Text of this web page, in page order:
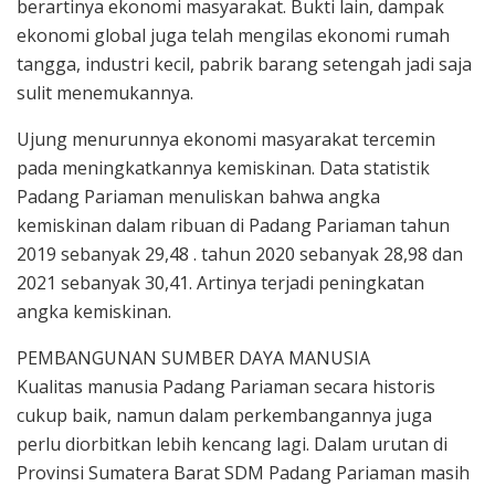
berartinya ekonomi masyarakat. Bukti lain, dampak
ekonomi global juga telah mengilas ekonomi rumah
tangga, industri kecil, pabrik barang setengah jadi saja
sulit menemukannya.
Ujung menurunnya ekonomi masyarakat tercemin
pada meningkatkannya kemiskinan. Data statistik
Padang Pariaman menuliskan bahwa angka
kemiskinan dalam ribuan di Padang Pariaman tahun
2019 sebanyak 29,48 . tahun 2020 sebanyak 28,98 dan
2021 sebanyak 30,41. Artinya terjadi peningkatan
angka kemiskinan.
PEMBANGUNAN SUMBER DAYA MANUSIA
Kualitas manusia Padang Pariaman secara historis
cukup baik, namun dalam perkembangannya juga
perlu diorbitkan lebih kencang lagi. Dalam urutan di
Provinsi Sumatera Barat SDM Padang Pariaman masih